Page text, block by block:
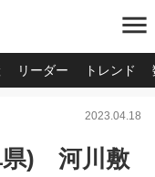
menu
リーダー トレンド
2023.04.18
県) 河川敷